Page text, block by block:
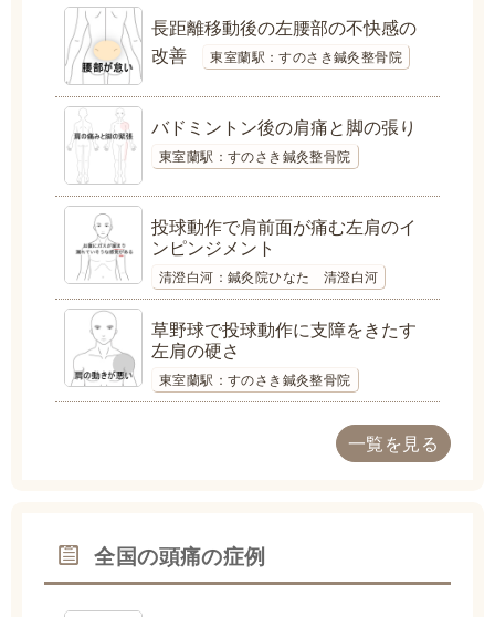
長距離移動後の左腰部の不快感の
改善
東室蘭駅：すのさき鍼灸整骨院
バドミントン後の肩痛と脚の張り
東室蘭駅：すのさき鍼灸整骨院
投球動作で肩前面が痛む左肩のイ
ンピンジメント
清澄白河：鍼灸院ひなた 清澄白河
草野球で投球動作に支障をきたす
左肩の硬さ
東室蘭駅：すのさき鍼灸整骨院
一覧を見る
全国の頭痛の症例